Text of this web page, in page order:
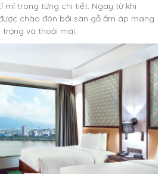
mỉ trong từng chi tiết. Ngay từ khi
chào đón bởi sàn gỗ ấm áp mang
và thoải mái.